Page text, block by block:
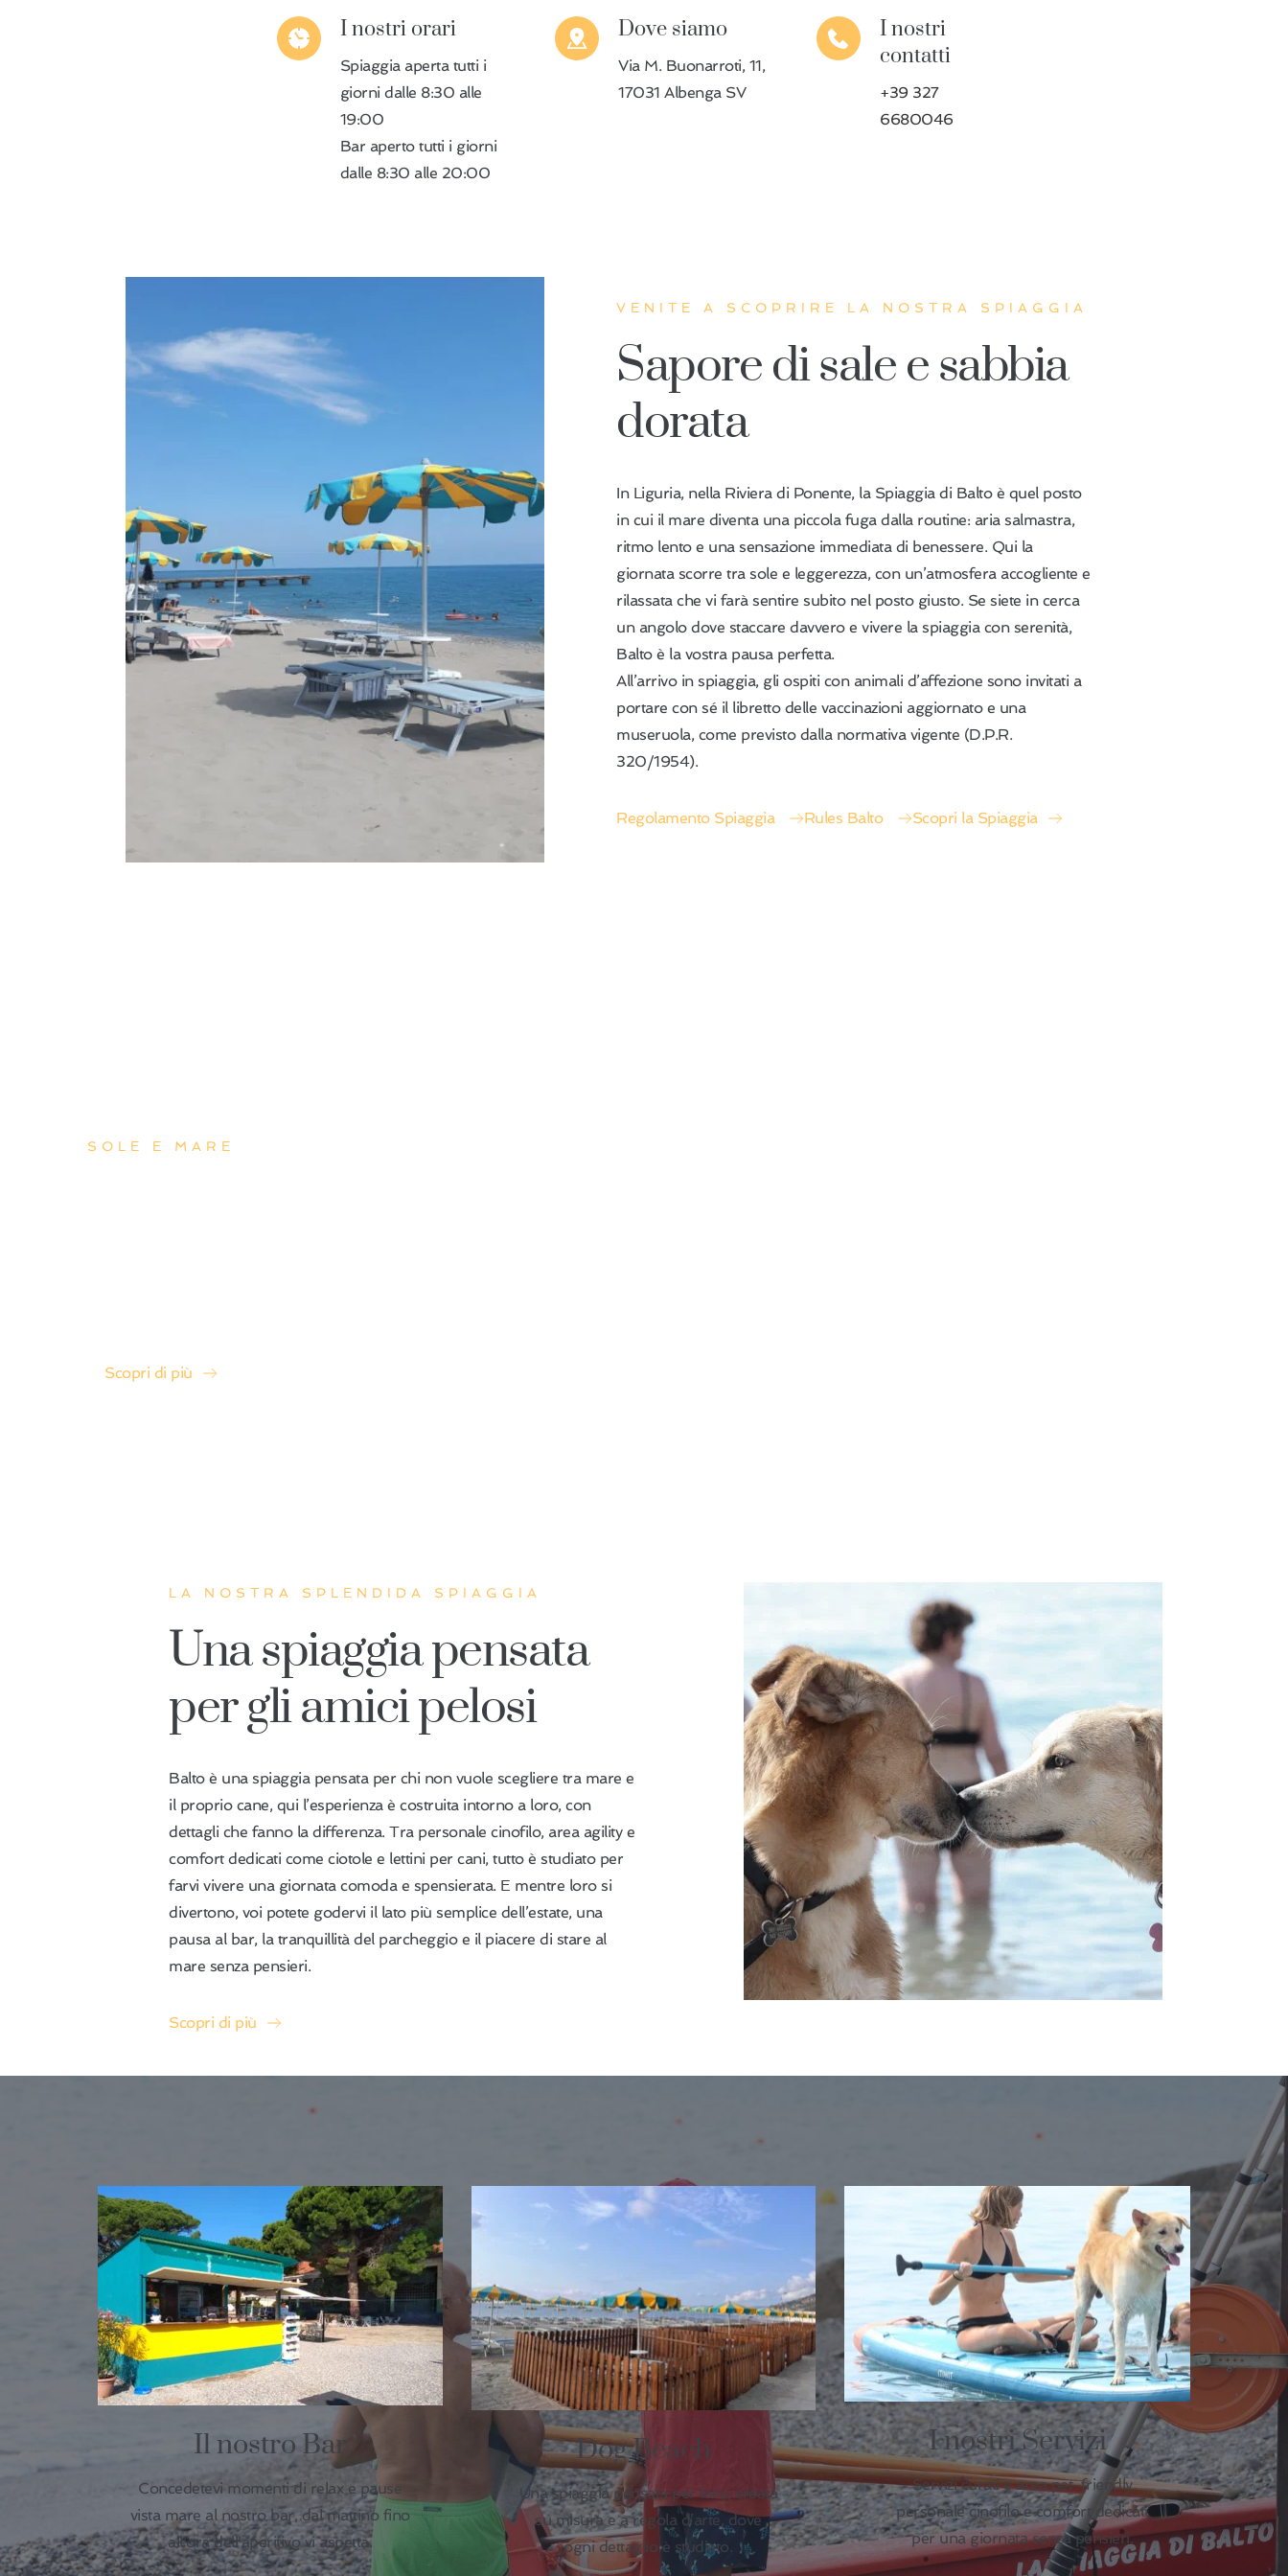
I nostri orari
Spiaggia aperta tutti i
giorni dalle 8:30 alle
19:00
Bar aperto tutti i giorni
dalle 8:30 alle 20:00
Dove siamo
Via M. Buonarroti, 11,
17031 Albenga SV
I nostri
contatti
+39 327
6680046
VENITE A SCOPRIRE LA NOSTRA SPIAGGIA
Sapore di sale e sabbia
dorata
In Liguria, nella Riviera di Ponente, la Spiaggia di Balto è quel posto
in cui il mare diventa una piccola fuga dalla routine: aria salmastra,
ritmo lento e una sensazione immediata di benessere. Qui la
giornata scorre tra sole e leggerezza, con un’atmosfera accogliente e
rilassata che vi farà sentire subito nel posto giusto. Se siete in cerca
un angolo dove staccare davvero e vivere la spiaggia con serenità,
Balto è la vostra pausa perfetta.
All’arrivo in spiaggia, gli ospiti con animali d’affezione sono invitati a
portare con sé il libretto delle vaccinazioni aggiornato e una
museruola, come previsto dalla normativa vigente (D.P.R.
320/1954).
Regolamento Spiaggia Rules Balto Scopri la Spiaggia
SOLE E MARE
Scopri di più
LA NOSTRA SPLENDIDA SPIAGGIA
Una spiaggia pensata
per gli amici pelosi
Balto è una spiaggia pensata per chi non vuole scegliere tra mare e
il proprio cane, qui l’esperienza è costruita intorno a loro, con
dettagli che fanno la differenza. Tra personale cinofilo, area agility e
comfort dedicati come ciotole e lettini per cani, tutto è studiato per
farvi vivere una giornata comoda e spensierata. E mentre loro si
divertono, voi potete godervi il lato più semplice dell’estate, una
pausa al bar, la tranquillità del parcheggio e il piacere di stare al
mare senza pensieri.
Scopri di più
Il nostro Bar
Concedetevi momenti di relax e pause
vista mare al nostro bar, dal mattino fino
all'ora dell'aperitivo vi aspetta.
Dog Beach
Una spiaggia pensata per loro, creata
su misura e a regola d’arte, dove
ogni dettaglio è studiato.
I nostri Servizi
Servizi curati e area pet-friendly
personale cinofilo e comfort dedicati
per una giornata senza pensieri.